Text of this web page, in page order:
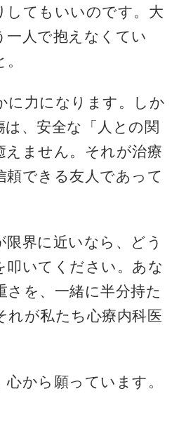
してもいいのです。大
一人で抱えなくてい
に力になります。しか
は、安全な「人との関
えません。それが治療
頼できる友人であって
限界に近いなら、どう
叩いてください。あな
を、一緒に半分持た
れが私たち心療内科医
から願っています。